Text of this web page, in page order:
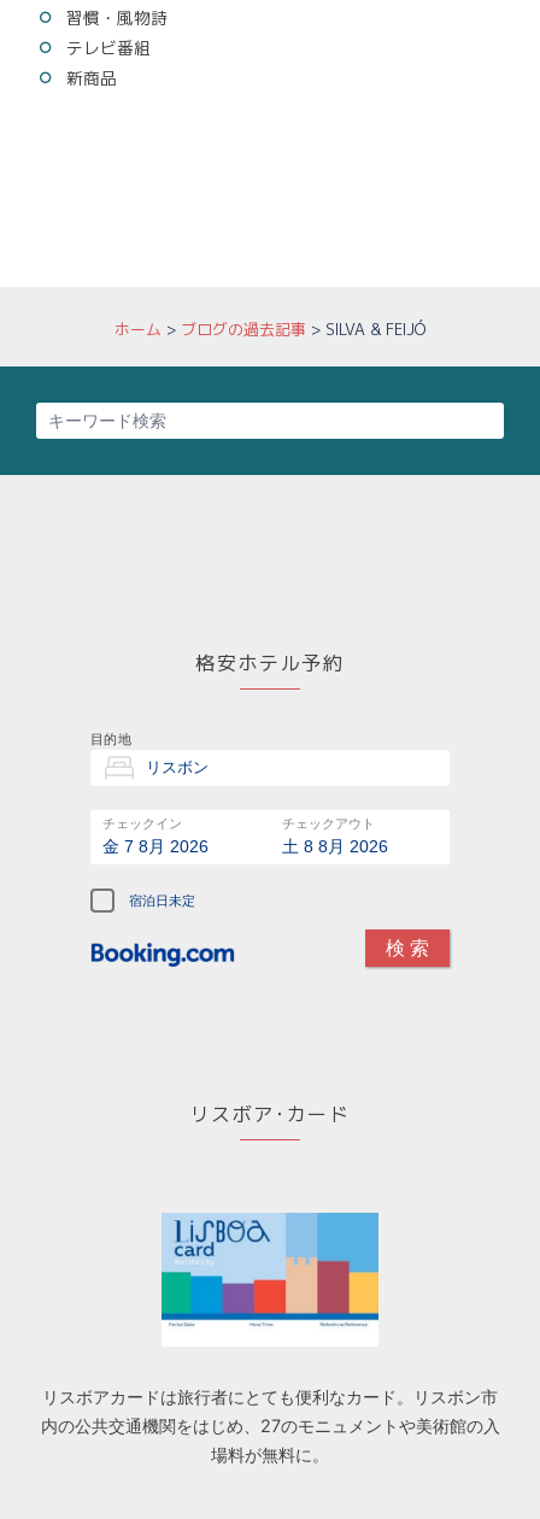
習慣・風物詩
テレビ番組
新商品
ホーム > ブログの過去記事 > SILVA & FEIJÓ
格安ホテル予約
目的地
チェックイン
金 7 8月 2026
チェックアウト
土 8 8月 2026
宿泊日未定
リスボア･カード
リスボアカードは旅行者にとても便利なカード。リスボン市
内の公共交通機関をはじめ、27のモニュメントや美術館の入
場料が無料に。